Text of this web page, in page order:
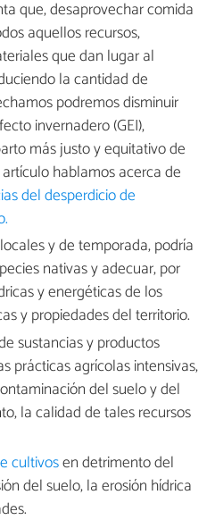
que, desaprovechar comida
aquellos recursos,
que dan lugar al
la cantidad de
podremos disminuir
invernadero (GEI),
más justo y equitativo de
hablamos acerca de
del desperdicio de
y de temporada, podría
nativas y adecuar, por
y energéticas de los
y propiedades del territorio.
sustancias y productos
prácticas agrícolas intensivas,
del suelo y del
la calidad de tales recursos
cultivosen detrimento del
del suelo, la erosión hídrica